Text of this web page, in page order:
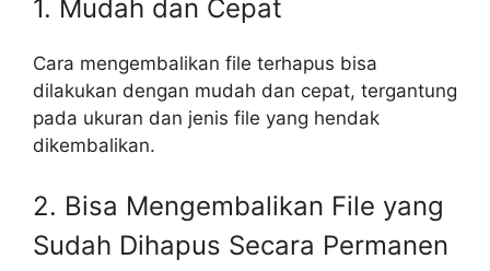
1. Mudah dan Cepat
Cara mengembalikan file terhapus bisa
dilakukan dengan mudah dan cepat, tergantung
pada ukuran dan jenis file yang hendak
dikembalikan.
2. Bisa Mengembalikan File yang
Sudah Dihapus Secara Permanen